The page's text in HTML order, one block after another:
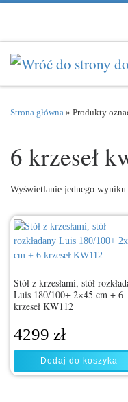
Strona główna » Produkty
6 krzeseł
Wyświetlanie jednego wyniku
Stół z krzesłami, stół
Luis 180/100+ 2×45 cm + 6
krzeseł KW112
4299 zł
Dodaj do koszyka